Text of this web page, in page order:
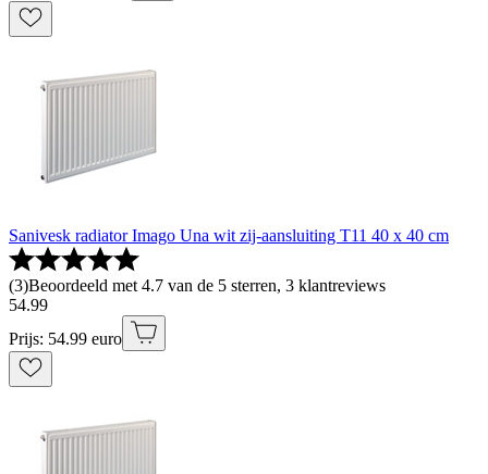
Sanivesk radiator Imago Una wit zij-aansluiting T11 40 x 40 cm
(3)Beoordeeld met 4.7 van de 5 sterren, 3 klantreviews
54.99
Prijs: 54.99 euro